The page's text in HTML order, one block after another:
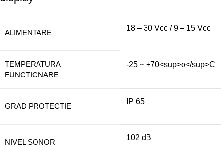
ALIMENTARE
18 – 30 Vcc / 9 – 15 Vcc
TEMPERATURA
FUNCTIONARE
-25 ~ +70<sup>o</sup>C
GRAD PROTECTIE
IP 65
NIVEL SONOR
102 dB